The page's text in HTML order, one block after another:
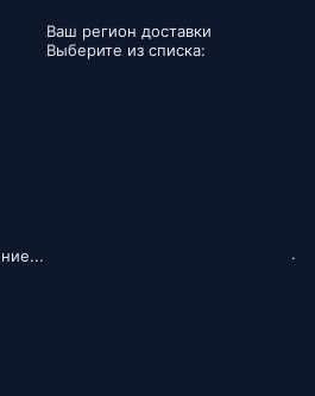
Ваш регион доставки
Выберите из списка:
.